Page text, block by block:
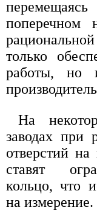
поперечном
только
работы, но
На
заводах при
отверстий на
ставят
кольцо, что
на измерение.